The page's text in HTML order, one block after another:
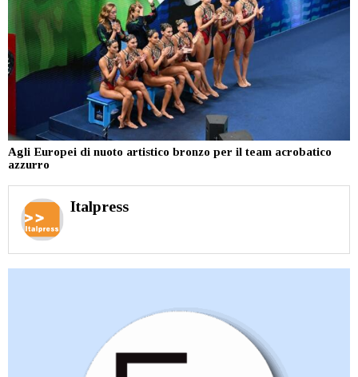
Agli Europei di nuoto artistico bronzo per il team acrobatico
azzurro
Italpress